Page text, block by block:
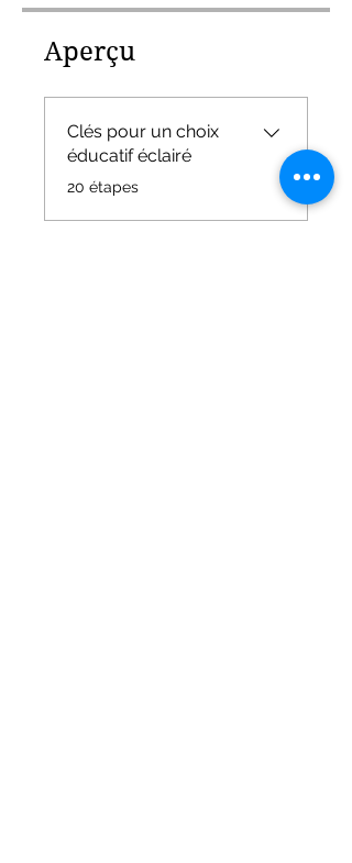
Aperçu
Clés pour un choix
éducatif éclairé
.20 étapes